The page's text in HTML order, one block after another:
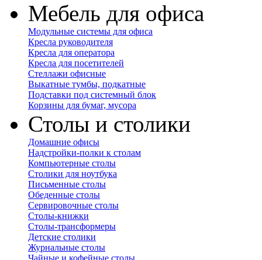
Мебель для офиса
Модульные системы для офиса
Кресла руководителя
Кресла для оператора
Кресла для посетителей
Стеллажи офисные
Выкатные тумбы, подкатные
Подставки под системный блок
Корзины для бумаг, мусора
Столы и столики
Домашние офисы
Надстройки-полки к столам
Компьютерные столы
Столики для ноутбука
Письменные столы
Обеденные столы
Сервировочные столы
Столы-книжки
Столы-трансформеры
Детские столики
Журнальные столы
Чайные и кофейные столы